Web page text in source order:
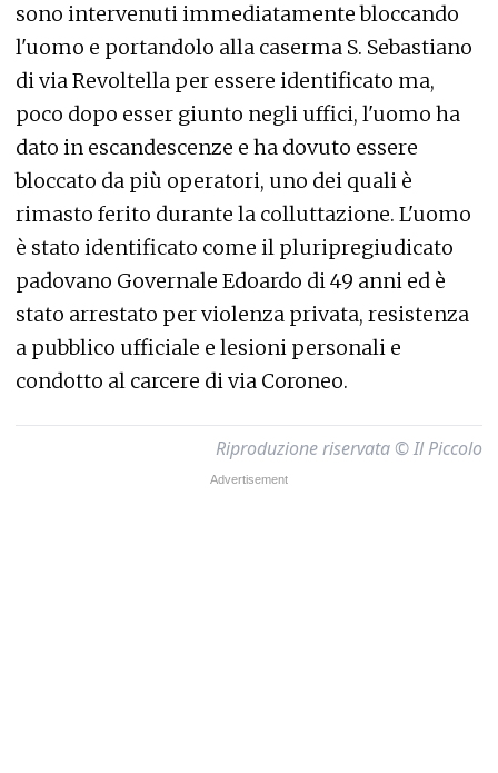
sono intervenuti immediatamente bloccando
l'uomo e portandolo alla caserma S. Sebastiano
di via Revoltella per essere identificato ma,
poco dopo esser giunto negli uffici, l'uomo ha
dato in escandescenze e ha dovuto essere
bloccato da più operatori, uno dei quali è
rimasto ferito durante la colluttazione. L'uomo
è stato identificato come il pluripregiudicato
padovano Governale Edoardo di 49 anni ed è
stato arrestato per violenza privata, resistenza
a pubblico ufficiale e lesioni personali e
condotto al carcere di via Coroneo.
Riproduzione riservata © Il Piccolo